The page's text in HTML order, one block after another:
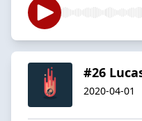
#26
2020-04-01